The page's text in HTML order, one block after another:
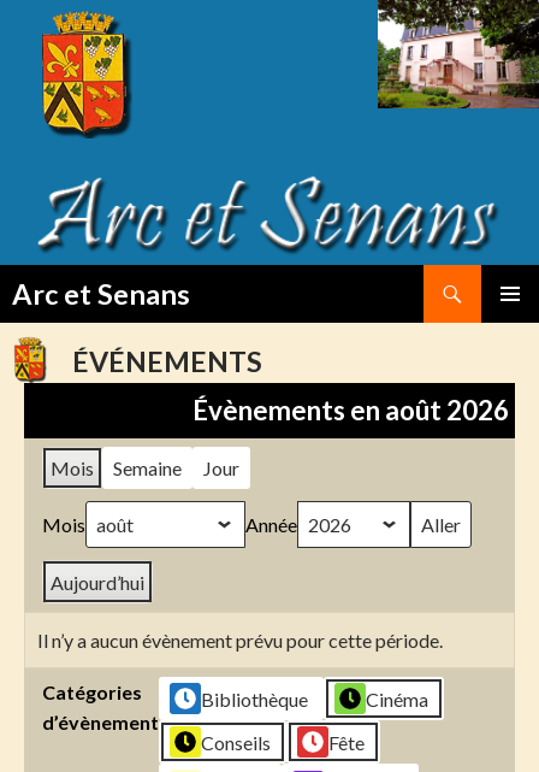
Arc et Senans
TO
CONTENTÉVÉNEMENTS
Évènements en août 2026
Mois Semaine Jour
Mois Année
Aujourd’hui
Il n’y a aucun évènement prévu pour cette période.
Catégories
d’évènement
Bibliothèque
Cinéma
Conseils
Fête